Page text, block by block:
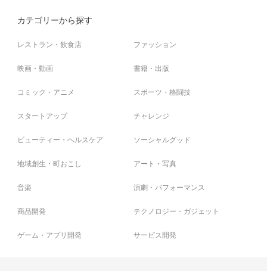
カテゴリーから探す
レストラン・飲食店 ファッション
映画・動画 書籍・出版
コミック・アニメ スポーツ・格闘技
スタートアップ チャレンジ
ビューティー・ヘルスケア ソーシャルグッド
地域創生・町おこし アート・写真
音楽 演劇・パフォーマンス
商品開発 テクノロジー・ガジェット
ゲーム・アプリ開発 サービス開発